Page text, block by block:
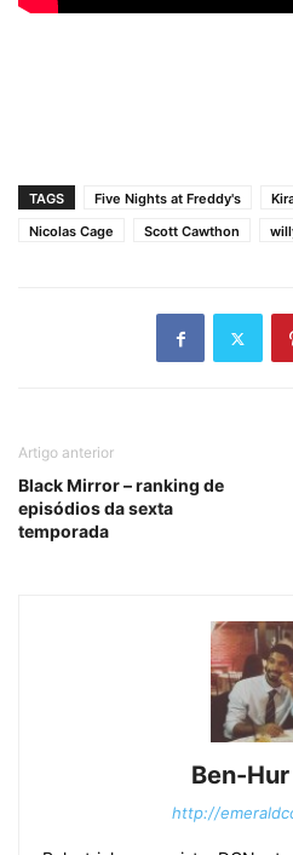
TAGS Five Nights at Freddy's
Nicolas Cage
Scott Cawthon
Artigo anterior
Black Mirror – ranking de
episódios da sexta
temporada
Ben-
http://